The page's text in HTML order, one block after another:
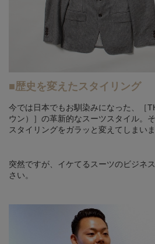
■歴史を変えたスタイリング
今では日本でもお馴染みになった、［
ウン）］の革新的なスーツスタイル。
スタイリングをガラッと変えてしまいま
突然ですが、イケてるスーツのビジネ
さい。